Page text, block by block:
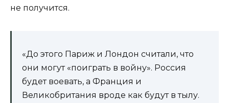
не получится.
«До этого Париж и Лондон считали, что
они могут «поиграть в войну». Россия
будет воевать, а Франция и
Великобритания вроде как будут в тылу.